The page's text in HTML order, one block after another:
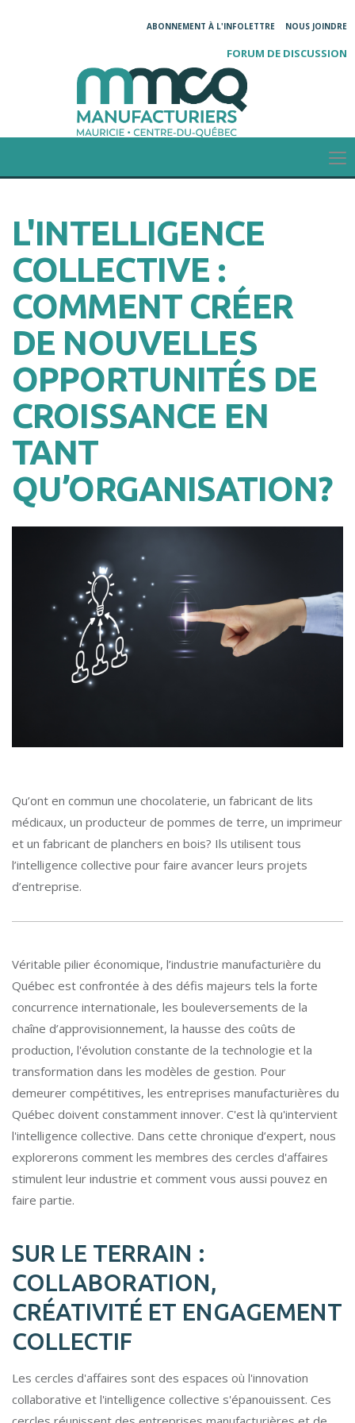
ABONNEMENT À L'INFOLETTRE NOUS JOINDRE
FORUM DE DISCUSSION
L'INTELLIGENCE
COLLECTIVE :
COMMENT CRÉER
DE NOUVELLES
OPPORTUNITÉS DE
CROISSANCE EN
TANT
QU’ORGANISATION?
Qu’ont en commun une chocolaterie, un fabricant de lits
médicaux, un producteur de pommes de terre, un imprimeur
et un fabricant de planchers en bois? Ils utilisent tous
l’intelligence collective pour faire avancer leurs projets
d’entreprise.
Véritable pilier économique, l’industrie manufacturière du
Québec est confrontée à des défis majeurs tels la forte
concurrence internationale, les bouleversements de la
chaîne d’approvisionnement, la hausse des coûts de
production, l'évolution constante de la technologie et la
transformation dans les modèles de gestion. Pour
demeurer compétitives, les entreprises manufacturières du
Québec doivent constamment innover. C'est là qu'intervient
l'intelligence collective. Dans cette chronique d’expert, nous
explorerons comment les membres des cercles d'affaires
stimulent leur industrie et comment vous aussi pouvez en
faire partie.
SUR LE TERRAIN :
COLLABORATION,
CRÉATIVITÉ ET ENGAGEMENT
COLLECTIF
Les cercles d'affaires sont des espaces où l'innovation
collaborative et l'intelligence collective s'épanouissent. Ces